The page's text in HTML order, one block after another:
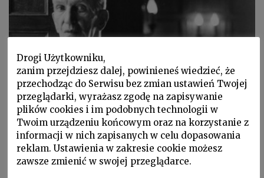
Europa Środka, P 2019 nr 1, Palimpsest
TOMASZ ŁUBIEŃSKI, Wojna
według Karskiego
Drogi Użytkowniku,
zanim przejdziesz dalej, powinieneś wiedzieć, że
przechodząc do Serwisu bez zmian ustawień Twojej
przeglądarki, wyrażasz zgodę na zapisywanie
plików cookies i im podobnych technologii w
Twoim urządzeniu końcowym oraz na korzystanie z
informacji w nich zapisanych w celu dopasowania
reklam. Ustawienia w zakresie cookie możesz
zawsze zmienić w swojej przeglądarce.